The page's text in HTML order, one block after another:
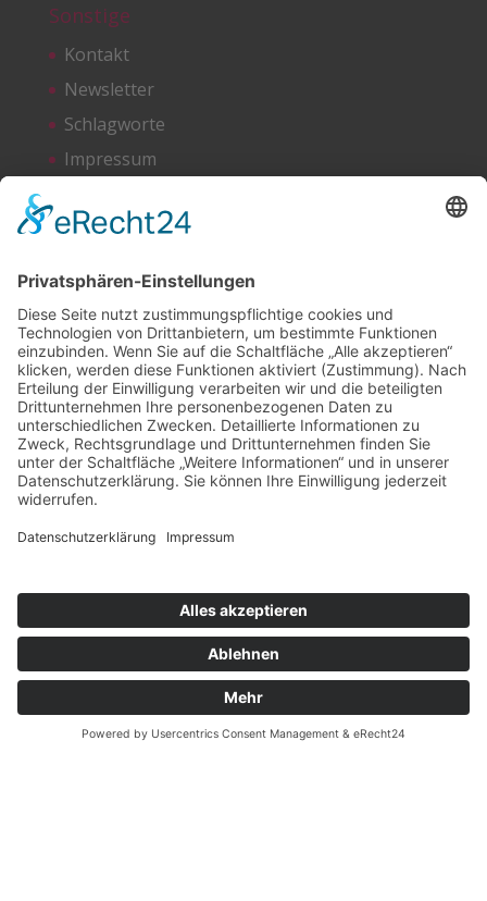
Sonstige
Kontakt
Newsletter
Schlagworte
Impressum
Netzwerken
Bluesky
Facebook
Instagram
LinkedIn
Mastodon
Threads